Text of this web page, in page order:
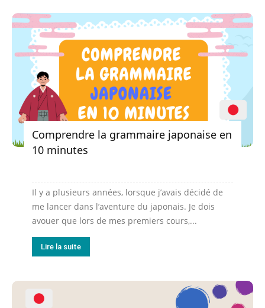
Comprendre la grammaire japonaise en
10 minutes
Il y a plusieurs années, lorsque j’avais décidé de
me lancer dans l’aventure du japonais. Je dois
avouer que lors de mes premiers cours,...
Lire la suite